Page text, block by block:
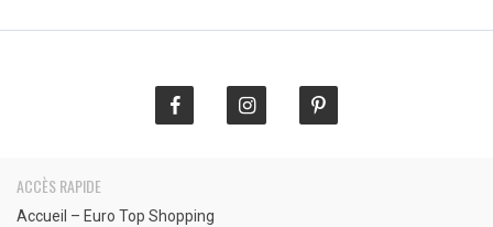
ACCÈS RAPIDE
Accueil – Euro Top Shopping